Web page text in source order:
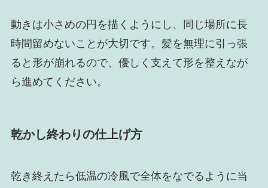
動きは小さめの円を描くようにし、同じ場所に長
時間留めないことが大切です。髪を無理に引っ張
ると形が崩れるので、優しく支えて形を整えなが
ら進めてください。
乾かし終わりの仕上げ方
乾き終えたら低温の冷風で全体をなでるように当